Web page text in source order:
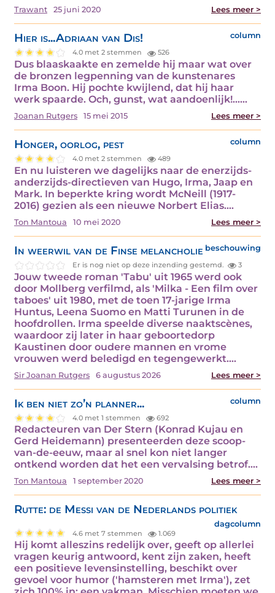
Trawant 25 juni 2020 Lees meer >
Hier is...Adriaan van Dis! column
4.0 met 2 stemmen 526
Dus blaaskaakte en zemelde hij maar wat over
de bronzen legpenning van de kunstenares
Irma Boon. Hij pochte kwijlend, dat hij haar
werk spaarde. Och, gunst, wat aandoenlijk!...…
Joanan Rutgers 15 mei 2015 Lees meer >
Honger, oorlog, pest column
4.0 met 2 stemmen 489
En nu luisteren we dagelijks naar de enerzijds-
anderzijds-directieven van Hugo, Irma, Jaap en
Mark. In beperkte kring wordt McNeill (1917-
2016) gezien als een nieuwe Norbert Elias.…
Ton Mantoua 10 mei 2020 Lees meer >
In weerwil van de Finse melancholie beschouwing
Er is nog niet op deze inzending gestemd. 3
Jouw tweede roman 'Tabu' uit 1965 werd ook
door Mollberg verfilmd, als 'Milka - Een film over
taboes' uit 1980, met de toen 17-jarige Irma
Huntus, Leena Suomo en Matti Turunen in de
hoofdrollen. Irma speelde diverse naaktscènes,
waardoor zij later in haar geboortedorp
Kaustinen door oudere mannen en vrome
vrouwen werd beledigd en tegengewerkt.…
Sir Joanan Rutgers 6 augustus 2026 Lees meer >
Ik ben niet zo’n planner... column
4.0 met 1 stemmen 692
Redacteuren van Der Stern (Konrad Kujau en
Gerd Heidemann) presenteerden deze scoop-
van-de-eeuw, maar al snel kon niet langer
ontkend worden dat het een vervalsing betrof.…
Ton Mantoua 1 september 2020 Lees meer >
Rutte: de Messi van de Nederlands politiek
dagcolumn
4.6 met 7 stemmen 1.069
Hij komt alleszins redelijk over, geeft op allerlei
vragen keurig antwoord, kent zijn zaken, heeft
een positieve levensinstelling, beschikt over
gevoel voor humor ('hamsteren met Irma'), zet